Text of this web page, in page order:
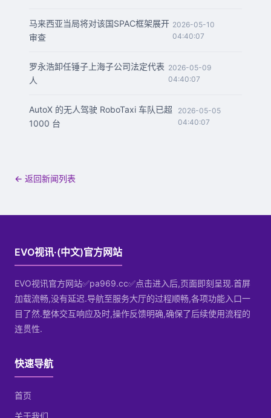
马来西亚当局将对该国SPAC框架展开
审查
2026-05-10
04:40:07
罗永浩卸任锤子上海子公司法定代表
人
2026-05-09
04:40:07
AutoX 的无人驾驶 RoboTaxi 车队已超
1000 台
2026-05-05
04:40:07
← 返回新闻列表
EVO视讯·(中文)官方网站
EVO视讯官方网站✅pa969.cc✅点击进入后,页面即刻呈现.首屏
加载流畅,没有延迟.导航至服务大厅的过程顺畅,各项功能入口一
目了然.整体交互响应及时,操作反馈明确,确保了后续使用流程的
连贯性.
快速导航
首页
关于我们